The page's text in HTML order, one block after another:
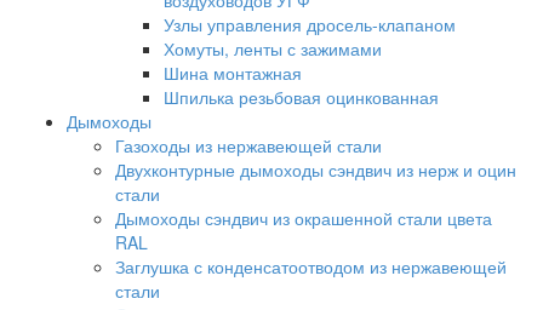
Узлы управления дросель-клапаном
Хомуты, ленты с зажимами
Шина монтажная
Шпилька резьбовая оцинкованная
Дымоходы
Газоходы из нержавеющей стали
Двухконтурные дымоходы сэндвич из нерж и оцин
стали
Дымоходы сэндвич из окрашенной стали цвета
RAL
Заглушка с конденсатоотводом из нержавеющей
стали